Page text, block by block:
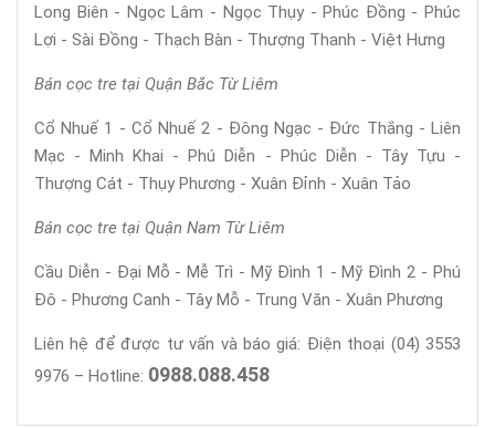
Long Biên - Ngọc Lâm - Ngọc Thụy - Phúc Đồng - Phúc
Lợi - Sài Đồng - Thạch Bàn - Thượng Thanh - Việt Hưng
Bán cọc tre tại Quận Bắc Từ Liêm
Cổ Nhuế 1 - Cổ Nhuế 2 - Đông Ngạc - Đức Thắng - Liên
Mạc - Minh Khai - Phú Diễn - Phúc Diễn - Tây Tựu -
Thượng Cát - Thụy Phương - Xuân Đỉnh - Xuân Tảo
Bán cọc tre tại Quận Nam Từ Liêm
Cầu Diễn - Đại Mỗ - Mễ Trì - Mỹ Đình 1 - Mỹ Đình 2 - Phú
Đô - Phương Canh - Tây Mỗ - Trung Văn - Xuân Phương
Liên hệ để được tư vấn và báo giá: Điện thoại (04) 3553
9976 – Hotline: 0988.088.458